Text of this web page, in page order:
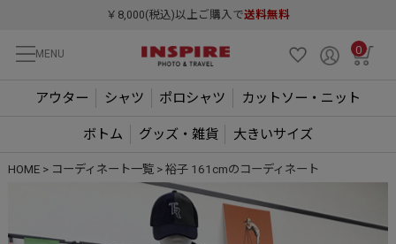
￥8,000(税込)以上ご購入で送料無料
MENU 0
アウター シャツ ポロシャツ カットソー・ニット
ボトム グッズ・雑貨 大きいサイズ
HOME コーディネート一覧 裕子 161cmのコーディネート